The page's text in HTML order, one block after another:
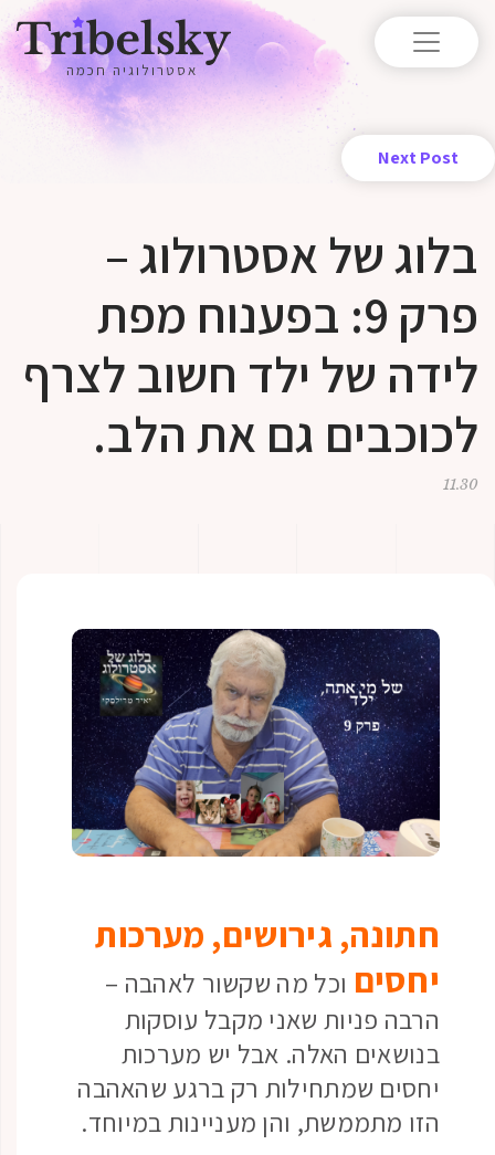
אסטרולוגיה חכמה
Next Post
בלוג של אסטרולוג –
פרק 9: בפענוח מפת
לידה של ילד חשוב לצרף
לכוכבים גם את הלב.
11.30
חתונה, גירושים, מערכות
יחסים וכל מה שקשור לאהבה –
הרבה פניות שאני מקבל עוסקות
בנושאים האלה. אבל יש מערכות
יחסים שמתחילות רק ברגע שהאהבה
הזו מתממשת, והן מעניינות במיוחד.